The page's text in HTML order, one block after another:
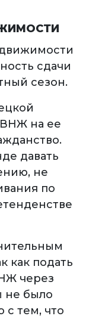
сдачи
сезон.
на ее
давать
не
по
как подать
через
не было
с тем, что